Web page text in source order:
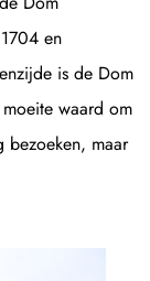
en
is de Dom
waard om
bezoeken, maar